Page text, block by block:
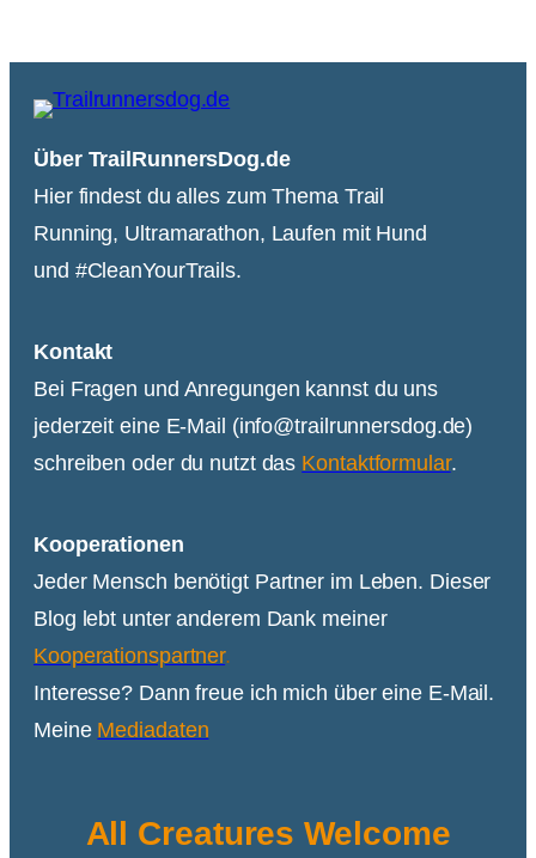
Über TrailRunnersDog.de
Hier findest du alles zum Thema Trail
Running, Ultramarathon, Laufen mit Hund
und #CleanYourTrails.
Kontakt
Bei Fragen und Anregungen kannst du uns
jederzeit eine E-Mail (info@trailrunnersdog.de)
schreiben oder du nutzt das Kontaktformular.
Kooperationen
Jeder Mensch benötigt Partner im Leben. Dieser
Blog lebt unter anderem Dank meiner
Kooperationspartner.
Interesse? Dann freue ich mich über eine E-Mail.
Meine Mediadaten
All Creatures Welcome